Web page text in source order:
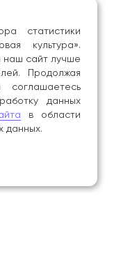
статистики
культура».
наш сайт лучше
Продолжая
соглашаетесь
данных
в области
данных.